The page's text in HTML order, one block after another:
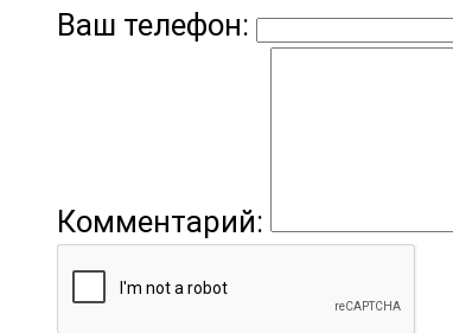
Ваш телефон:
Комментарий: